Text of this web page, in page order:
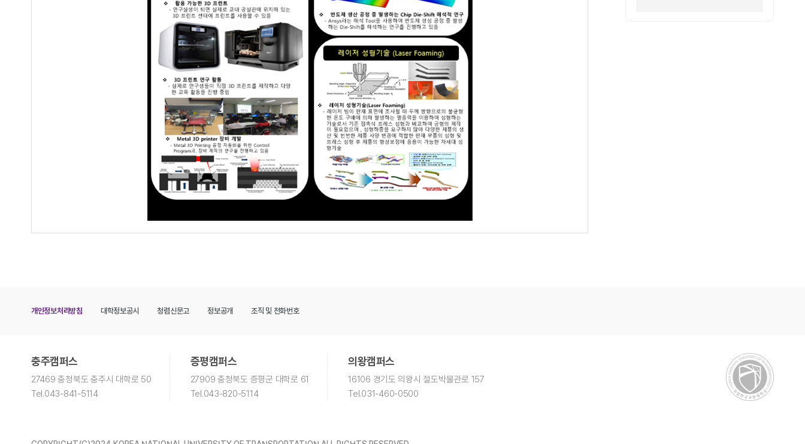
개인정보처리방침 대학정보공시 청렴신문고 정보공개 조직 및 전화번호
충주캠퍼스
27469 충청북도 충주시 대학로 50
Tel.043-841-5114
증평캠퍼스
27909 충청북도 증평군 대학로 61
Tel.043-820-5114
의왕캠퍼스
16106 경기도 의왕시 철도박물관로 157
Tel.031-460-0500